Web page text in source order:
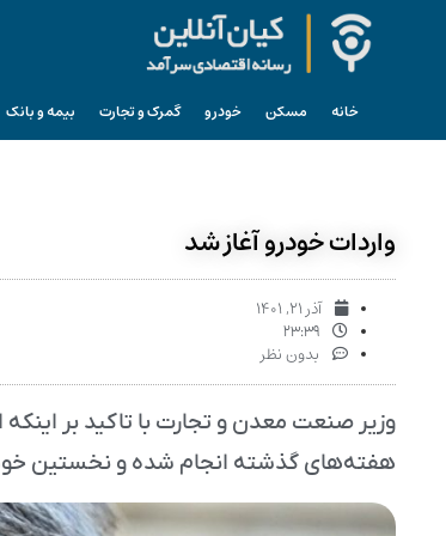
خانه مسکن خودرو گمرک و تجارت بیمه و بانک
واردات خودرو آغاز شد
آذر ۲۱, ۱۴۰۱
۲۳:۳۹
بدون نظر
وزیر صنعت معدن و تجارت با تاکید بر
هفته‌های گذشته انجام شده و نخستین